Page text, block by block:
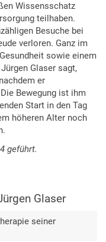
Wissensschatz
teilhaben.
Besuche bei
verloren. Ganz im
sowie einem
Glaser sagt,
er
Bewegung ist ihm
Start in den Tag
höheren Alter noch
geführt.
Glaser
seiner